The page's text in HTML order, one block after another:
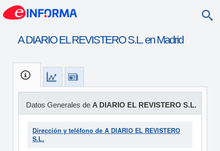
A DIARIO EL REVISTERO S.L. en Madrid
Datos Generales de A DIARIO EL REVISTERO S.L.
Dirección y teléfono de A DIARIO EL REVISTERO
S.L.